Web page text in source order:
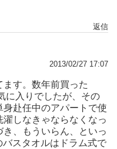
返信
2013/02/27 17:07
す。数年前買った
に入りでしたが、その
赴任中のアパートで使
しなきゃならなくなっ
、もういらん、といっ
スタオルはドラム式で